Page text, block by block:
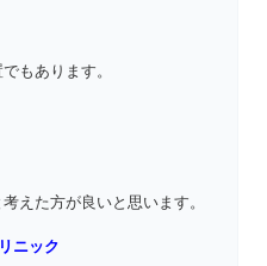
もあります。
えた方が良いと思います。
ニック